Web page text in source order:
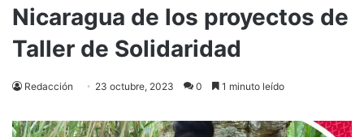
Nicaragua de los proyectos de
Taller de Solidaridad
Redacción 23 octubre, 2023 0 1 minuto leído